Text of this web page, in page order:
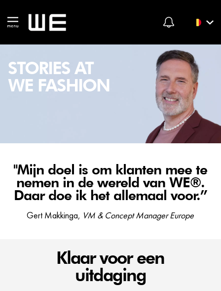
STORIES AT
WE FASHION
"Mijn doel is om klanten mee te
nemen in de wereld van WE®.
Daar doe ik het allemaal voor.”
Gert Makkinga, VM & Concept Manager Europe
Klaar voor een
uitdaging